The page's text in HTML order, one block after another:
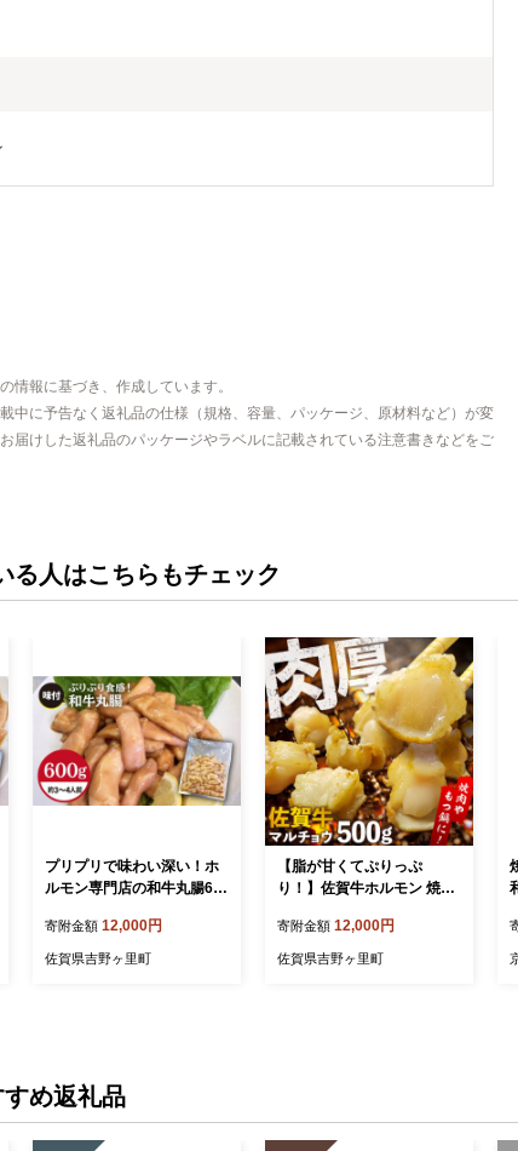
情報に基づき、作成しています。
中に予告なく返礼品の仕様（規格、容量、パッケージ、原材料など）が変
届けした返礼品のパッケージやラベルに記載されている注意書きなどをご
る人はこちらもチェック
プリプリで味わい深い！ホ
ルモン専門店の和牛丸腸60
ホルモン専門店】吉野ヶ里
町 [FAC006]
寄附金額 12,000円
佐賀県吉野ヶ里町
【脂が甘くてぷりっぷ
り！】佐賀牛ホルモン 焼肉
付けなし 吉野ヶ里町/やきと
り紋次郎 [FCJ089]
寄附金額 12,000円
佐賀県吉野ヶ里町
め返礼品